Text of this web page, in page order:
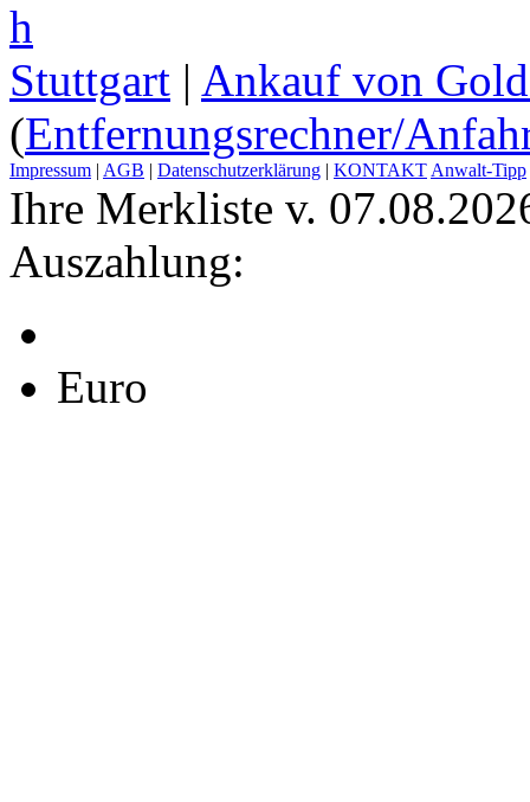
h
Stuttgart | Ankauf von
(Entfernungsrechner/
Impressum | AGB | Datenschutzerklärung | KONTAKT Anwalt-Tipp
Ihre Merkliste v.
Auszahlung:
Euro